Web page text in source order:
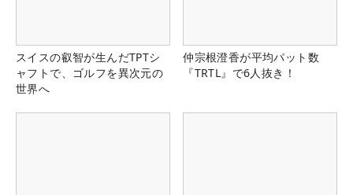
スイスの叡智が生んだTPTシ
ャフトで、ゴルフを異次元の
世界へ
仲宗根澄香が平均パット数
『TRTL』で6人抜き！